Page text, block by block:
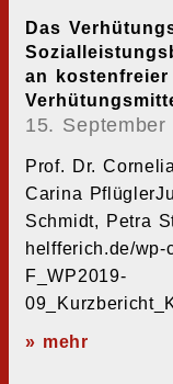
Das
an kostenfreier
15. September
Prof. Dr.
Carina
Schmidt, Petra
helfferich.de/wp-
F_WP2019-
» mehr